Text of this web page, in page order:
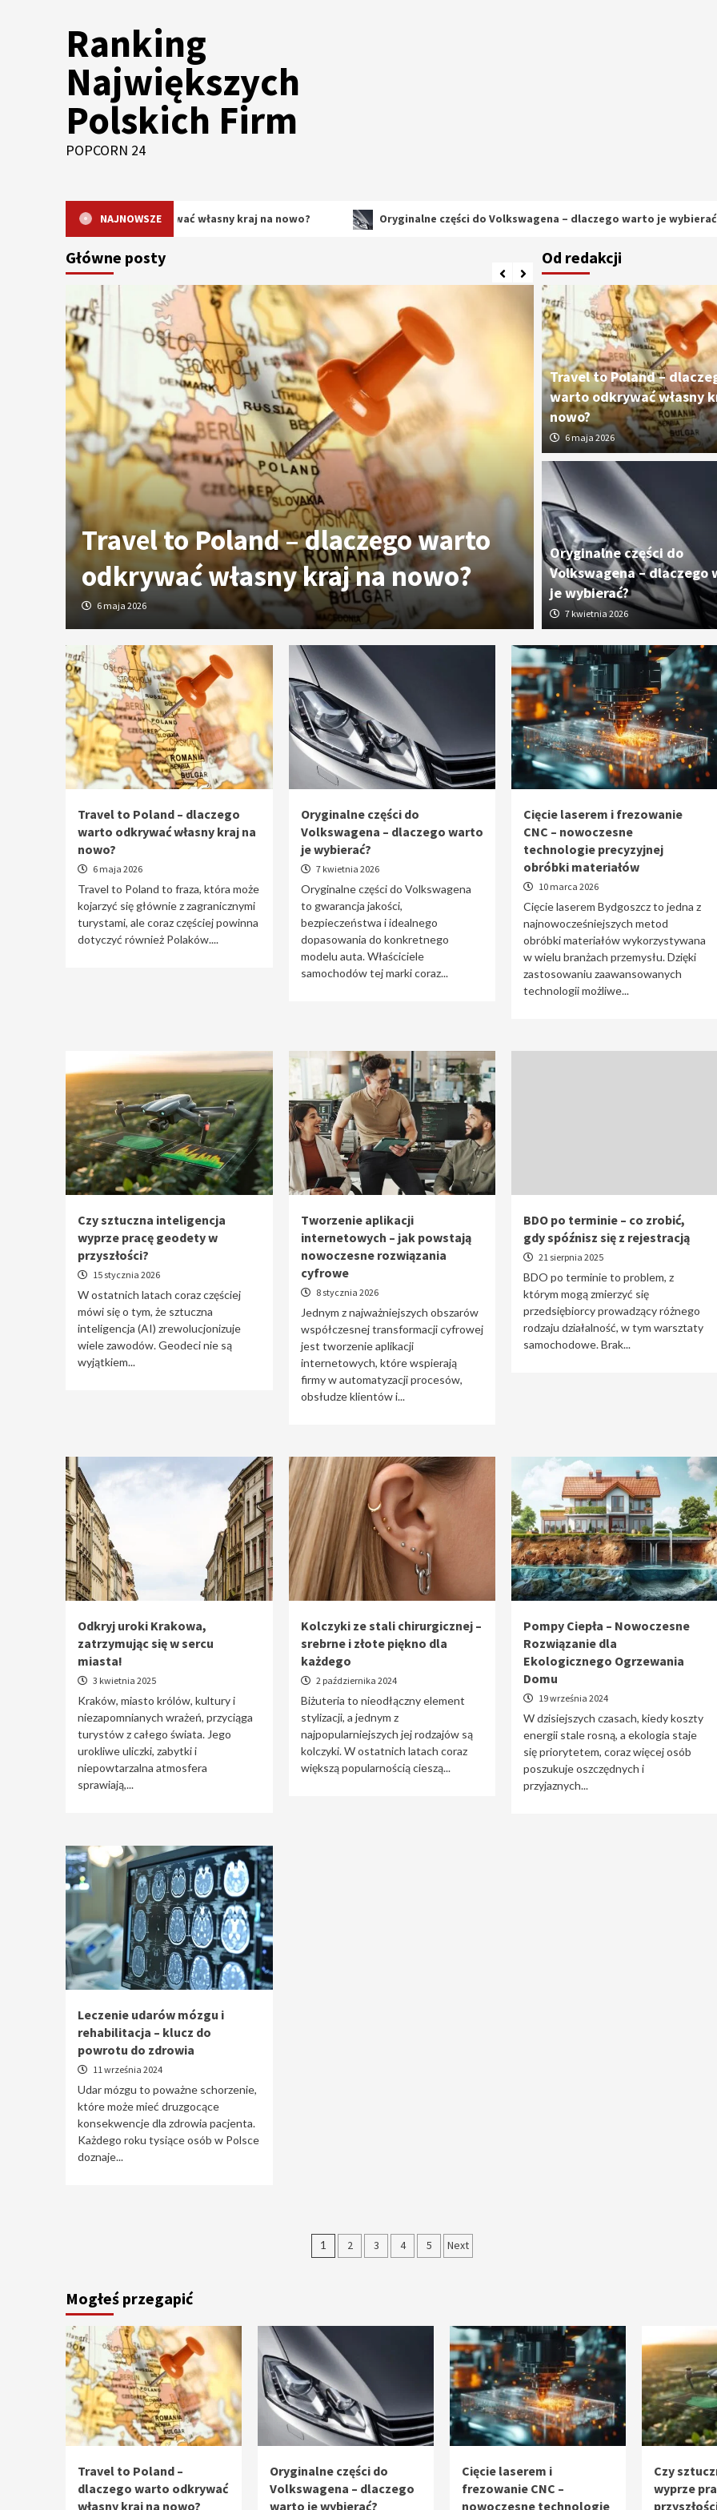
Ranking
Największych
Polskich Firm
POPCORN 24
NAJNOWSZE
warto odkrywać własny kraj na nowo? Oryginalne części do Volkswagena – dlaczego warto je wybierać?
Główne posty
Travel to Poland – dlaczego warto
odkrywać własny kraj na nowo?
6 maja 2026
Oryginalne
dlaczego
7 kwietnia 2026
Od redakcji
Travel to Poland –
warto odkrywać własny
nowo?
6 maja 2026
Oryginalne części do
Volkswagena – dlaczego
je wybierać?
7 kwietnia 2026
Travel to Poland – dlaczego
warto odkrywać własny kraj na
nowo?
6 maja 2026
Travel to Poland to fraza, która może
kojarzyć się głównie z zagranicznymi
turystami, ale coraz częściej powinna
dotyczyć również Polaków....
Oryginalne części do
Volkswagena – dlaczego warto
je wybierać?
7 kwietnia 2026
Oryginalne części do Volkswagena
to gwarancja jakości,
bezpieczeństwa i idealnego
dopasowania do konkretnego
modelu auta. Właściciele
samochodów tej marki coraz...
Cięcie laserem i frezowanie
CNC – nowoczesne
technologie precyzyjnej
obróbki materiałów
10 marca 2026
Cięcie laserem Bydgoszcz to jedna z
najnowocześniejszych metod
obróbki materiałów wykorzystywana
w wielu branżach przemysłu. Dzięki
zastosowaniu zaawansowanych
technologii możliwe...
Czy sztuczna inteligencja
wyprze pracę geodety w
przyszłości?
15 stycznia 2026
W ostatnich latach coraz częściej
mówi się o tym, że sztuczna
inteligencja (AI) zrewolucjonizuje
wiele zawodów. Geodeci nie są
wyjątkiem...
Tworzenie aplikacji
internetowych – jak powstają
nowoczesne rozwiązania
cyfrowe
8 stycznia 2026
Jednym z najważniejszych obszarów
współczesnej transformacji cyfrowej
jest tworzenie aplikacji
internetowych, które wspierają
firmy w automatyzacji procesów,
obsłudze klientów i...
BDO po terminie – co zrobić,
gdy spóźnisz się z rejestracją
21 sierpnia 2025
BDO po terminie to problem, z
którym mogą zmierzyć się
przedsiębiorcy prowadzący różnego
rodzaju działalność, w tym warsztaty
samochodowe. Brak...
Odkryj uroki Krakowa,
zatrzymując się w sercu
miasta!
3 kwietnia 2025
Kraków, miasto królów, kultury i
niezapomnianych wrażeń, przyciąga
turystów z całego świata. Jego
urokliwe uliczki, zabytki i
niepowtarzalna atmosfera
sprawiają,...
Kolczyki ze stali chirurgicznej –
srebrne i złote piękno dla
każdego
2 października 2024
Biżuteria to nieodłączny element
stylizacji, a jednym z
najpopularniejszych jej rodzajów są
kolczyki. W ostatnich latach coraz
większą popularnością cieszą...
Pompy Ciepła – Nowoczesne
Rozwiązanie dla
Ekologicznego Ogrzewania
Domu
19 września 2024
W dzisiejszych czasach, kiedy koszty
energii stale rosną, a ekologia staje
się priorytetem, coraz więcej osób
poszukuje oszczędnych i
przyjaznych...
Leczenie udarów mózgu i
rehabilitacja – klucz do
powrotu do zdrowia
11 września 2024
Udar mózgu to poważne schorzenie,
które może mieć druzgocące
konsekwencje dla zdrowia pacjenta.
Każdego roku tysiące osób w Polsce
doznaje...
Stronicowanie
1 2 3 4 5 Next
Mogłeś przegapić
Travel to Poland –
dlaczego warto odkrywać
własny kraj na nowo?
Oryginalne części do
Volkswagena – dlaczego
warto je wybierać?
Cięcie laserem i
frezowanie CNC –
nowoczesne technologie
Czy
wyprze